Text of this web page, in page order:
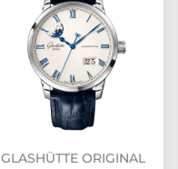
GLASHÜTTE ORIGINAL